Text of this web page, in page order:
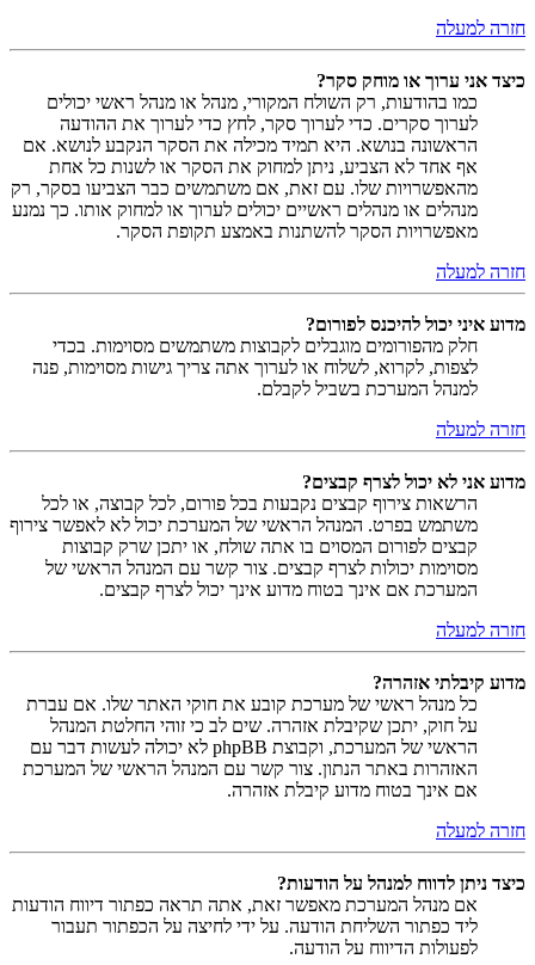
חזרה למעלה
כיצד אני ערוך או מוחק סקר?
כמו בהודעות, רק השולח המקורי, מנהל או מנהל ראשי יכולים
לערוך סקרים. כדי לערוך סקר, לחץ כדי לערוך את ההודעה
הראשונה בנושא. היא תמיד מכילה את הסקר הנקבע לנושא. אם
אף אחד לא הצביע, ניתן למחוק את הסקר או לשנות כל אחת
מהאפשרויות שלו. עם זאת, אם משתמשים כבר הצביעו בסקר, רק
מנהלים או מנהלים ראשיים יכולים לערוך או למחוק אותו. כך נמנע
מאפשרויות הסקר להשתנות באמצע תקופת הסקר.
חזרה למעלה
מדוע איני יכול להיכנס לפורום?
חלק מהפורומים מוגבלים לקבוצות משתמשים מסוימות. בכדי
לצפות, לקרוא, לשלוח או לערוך אתה צריך גישות מסוימות, פנה
למנהל המערכת בשביל לקבלם.
חזרה למעלה
מדוע אני לא יכול לצרף קבצים?
הרשאות צירוף קבצים נקבעות בכל פורום, לכל קבוצה, או לכל
משתמש בפרט. המנהל הראשי של המערכת יכול לא לאפשר צירוף
קבצים לפורום המסוים בו אתה שולח, או יתכן שרק קבוצות
מסוימות יכולות לצרף קבצים. צור קשר עם המנהל הראשי של
המערכת אם אינך בטוח מדוע אינך יכול לצרף קבצים.
חזרה למעלה
מדוע קיבלתי אזהרה?
כל מנהל ראשי של מערכת קובע את חוקי האתר שלו. אם עברת
על חוק, יתכן שקיבלת אזהרה. שים לב כי זוהי החלטת המנהל
הראשי של המערכת, וקבוצת phpBB לא יכולה לעשות דבר עם
האזהרות באתר הנתון. צור קשר עם המנהל הראשי של המערכת
אם אינך בטוח מדוע קיבלת אזהרה.
חזרה למעלה
כיצד ניתן לדווח למנהל על הודעות?
אם מנהל המערכת מאפשר זאת, אתה תראה כפתור דיווח הודעות
ליד כפתור השליחת הודעה. על ידי לחיצה על הכפתור תעבור
לפעולות הדיווח על הודעה.